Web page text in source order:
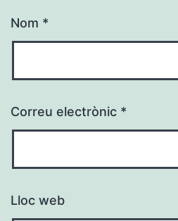
Nom *
Correu electrònic *
Lloc web